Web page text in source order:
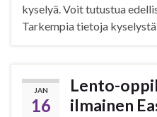
kyselyä. Voit tutustua
Tarkempia tietoja
JAN
16
Lento-
ilmainen